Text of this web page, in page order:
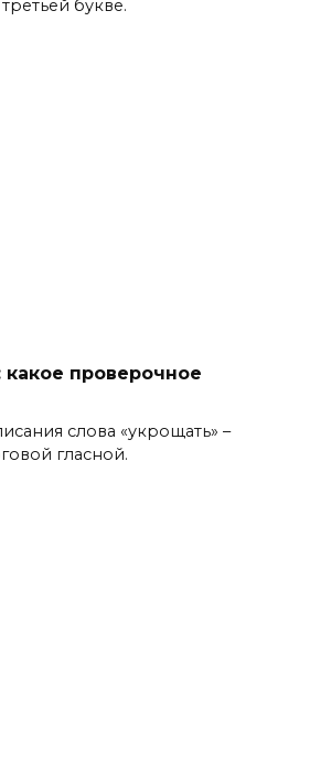
букве.
какое проверочное
слова «укрощать» –
гласной.